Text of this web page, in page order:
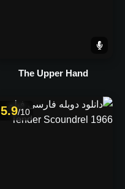
The Upper Hand
5.9/10